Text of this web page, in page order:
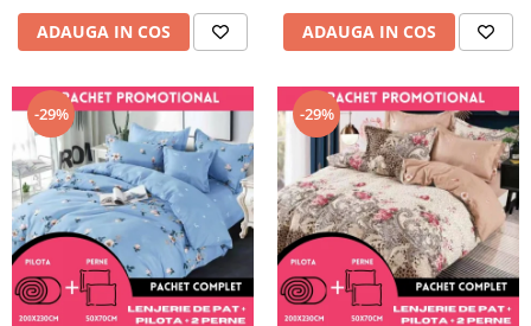
ADAUGA IN COS ADAUGA IN COS
-29% -29%